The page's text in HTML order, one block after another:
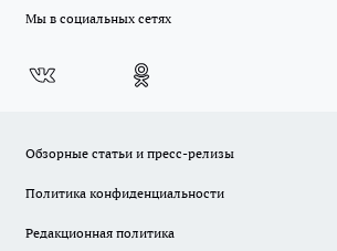
Мы в социальных сетях
Обзорные статьи и пресс-релизы
Политика конфиденциальности
Редакционная политика